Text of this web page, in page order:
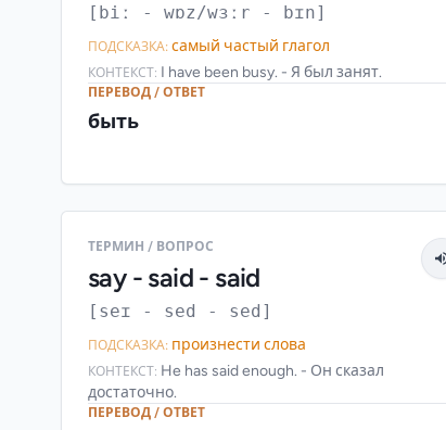
[biː - wɒz/wɜːr - bɪn]
ПОДСКАЗКА: самый частый глагол
КОНТЕКСТ: I have been busy. - Я был занят.
ПЕРЕВОД / ОТВЕТ
быть
ТЕРМИН / ВОПРОС
say - said - said
[seɪ - sed - sed]
ПОДСКАЗКА: произнести слова
КОНТЕКСТ: He has said enough. - Он сказал
достаточно.
ПЕРЕВОД / ОТВЕТ